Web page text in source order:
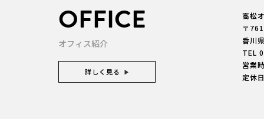
OFFICE
オフィス紹介
詳しく見る
高松
〒
香川
TEL
営業
定休